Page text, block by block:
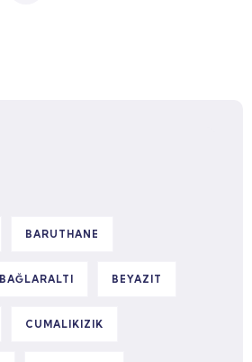
BARUTHANE
BAĞLARALTI BEYAZIT
CUMALIKIZIK